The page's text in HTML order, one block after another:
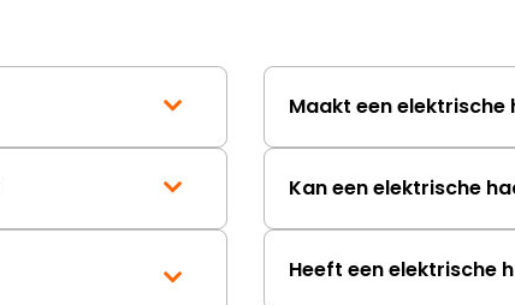
wordt opgelost en
onbeschadigde
Maakt een elektrische
Kan een elektrische
Heeft een elektrische